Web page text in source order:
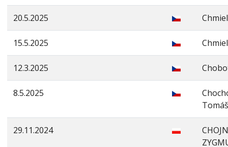
20.5.2025
15.5.2025
12.3.2025
8.5.2025
Tomáš
29.11.2024